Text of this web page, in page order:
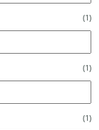
(1)
(1)
(1)